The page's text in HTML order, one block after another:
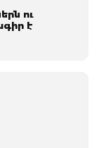
ու
է